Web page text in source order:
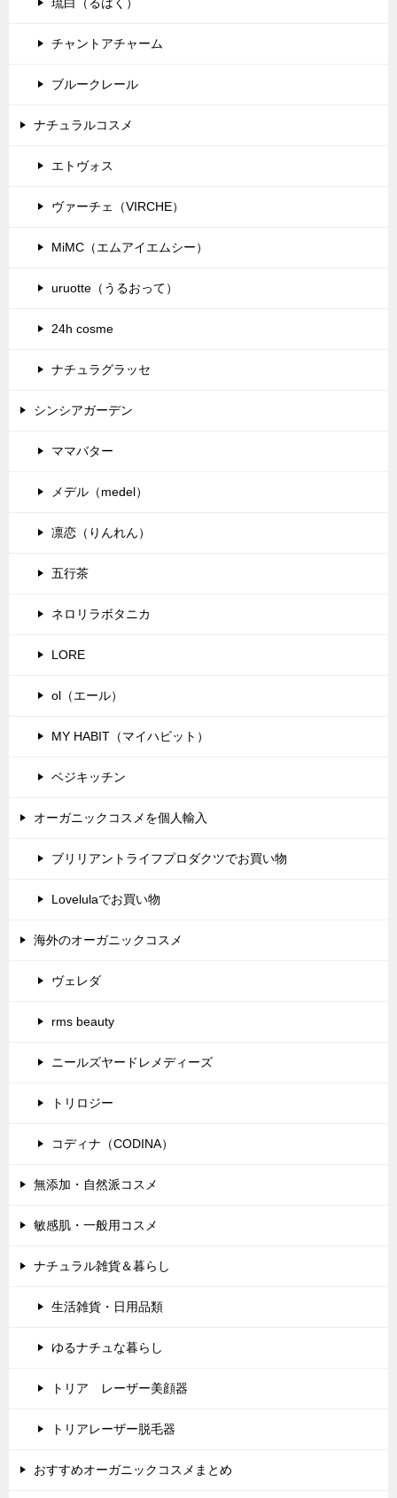
チャントアチャーム
ブルークレール
ナチュラルコスメ
エトヴォス
ヴァーチェ（VIRCHE）
MiMC（エムアイエムシー）
uruotte（うるおって）
24h cosme
ナチュラグラッセ
シンシアガーデン
ママバター
メデル（medel）
凛恋（りんれん）
五行茶
ネロリラボタニカ
LORE
ol（エール）
MY HABIT（マイハビット）
ベジキッチン
オーガニックコスメを個人輸入
ブリリアントライフプロダクツでお買い物
Lovelulaでお買い物
海外のオーガニックコスメ
ヴェレダ
rms beauty
ニールズヤードレメディーズ
トリロジー
コディナ（CODINA）
無添加・自然派コスメ
敏感肌・一般用コスメ
ナチュラル雑貨＆暮らし
生活雑貨・日用品類
ゆるナチュな暮らし
トリア レーザー美顔器
トリアレーザー脱毛器
おすすめオーガニックコスメまとめ